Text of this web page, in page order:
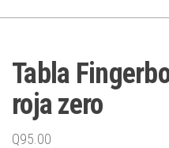
Tabla
roja zero
Q95.00